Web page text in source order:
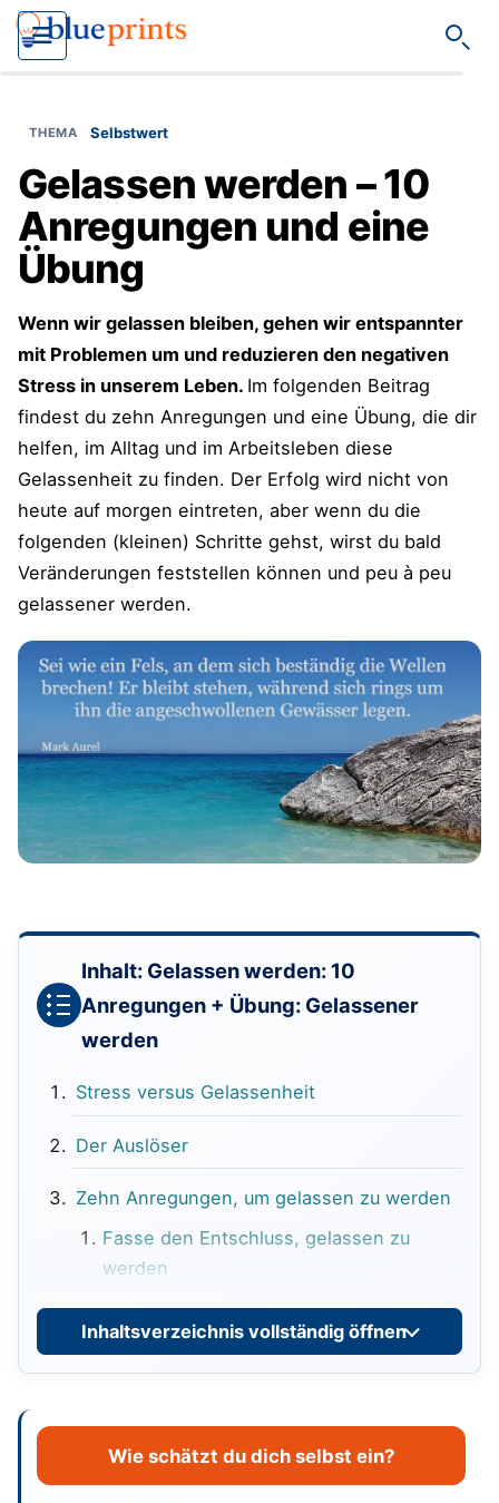
Selbstwert
Gelassen werden – 10
Anregungen und eine
Übung
Wenn wir gelassen bleiben, gehen wir entspannter
mit Problemen um und reduzieren den negativen
Stress in unserem Leben. Im folgenden Beitrag
findest du zehn Anregungen und eine Übung, die dir
helfen, im Alltag und im Arbeitsleben diese
Gelassenheit zu finden. Der Erfolg wird nicht von
heute auf morgen eintreten, aber wenn du die
folgenden (kleinen) Schritte gehst, wirst du bald
Veränderungen feststellen können und peu à peu
gelassener werden.
Inhalt: Gelassen werden: 10
Anregungen + Übung: Gelassener
werden
Stress versus Gelassenheit
Der Auslöser
Zehn Anregungen, um gelassen zu werden
Fasse den Entschluss, gelassen zu
werden
werden
Grundeinstellung zu mir selbst
Inhaltsverzeichnis vollständig öffnen
Wie schätzt du dich selbst ein?